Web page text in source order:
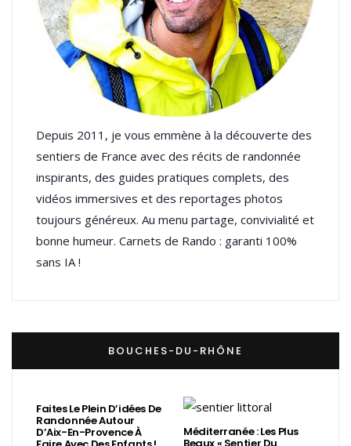
Depuis 2011, je vous emmène à la découverte des
sentiers de France avec des récits de randonnée
inspirants, des guides pratiques complets, des
vidéos immersives et des reportages photos
toujours généreux. Au menu partage, convivialité et
bonne humeur. Carnets de Rando : garanti 100%
sans IA !
BOUCHES-DU-RHÔNE
Faites Le Plein D’idées De
Randonnée Autour
D’Aix-En-Provence À Méditerranée : Les Plus